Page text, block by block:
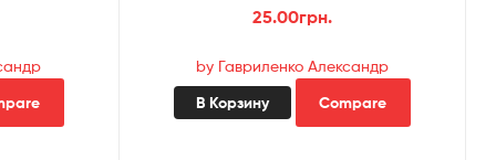
25.00грн.
by Гавриленко Александр
В Корзину Compare